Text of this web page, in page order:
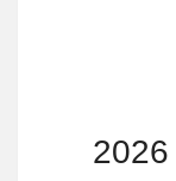
كود خصم طيران الاتحاد 2026